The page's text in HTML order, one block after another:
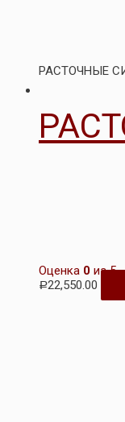
РАСТОЧНЫЕ
Оценка 0 из 5
Р22,550.00